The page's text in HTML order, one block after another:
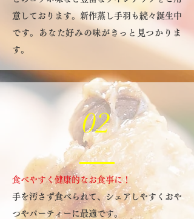
意しております。新作蒸し手羽も続々誕生中
です。あなた好みの味がきっと見つかりま
す。
02
食べやすく健康的なお食事に！
手を汚さず食べられて、シェアしやすくおや
つやパーティーに最適です。